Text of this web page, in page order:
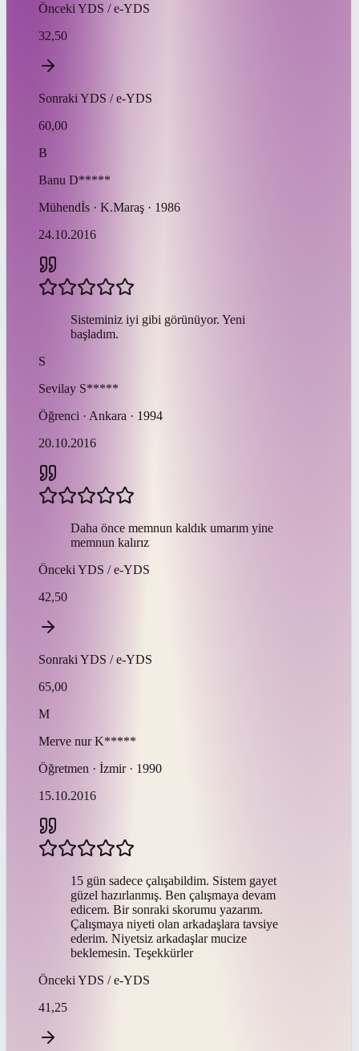
Önceki YDS / e-YDS
32,50
Sonraki YDS / e-YDS
60,00
B
Banu D*****
Mühendİs · K.Maraş · 1986
24.10.2016
Sisteminiz iyi gibi görünüyor. Yeni
başladım.
S
Sevilay S*****
Öğrenci · Ankara · 1994
20.10.2016
Daha önce memnun kaldık umarım yine
memnun kalırız
Önceki YDS / e-YDS
42,50
Sonraki YDS / e-YDS
65,00
M
Merve nur K*****
Öğretmen · İzmir · 1990
15.10.2016
15 gün sadece çalışabildim. Sistem gayet
güzel hazırlanmış. Ben çalışmaya devam
edicem. Bir sonraki skorumu yazarım.
Çalışmaya niyeti olan arkadaşlara tavsiye
ederim. Niyetsiz arkadaşlar mucize
beklemesin. Teşekkürler
Önceki YDS / e-YDS
41,25